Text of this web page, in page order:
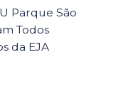
Parque São
Todos
da EJA